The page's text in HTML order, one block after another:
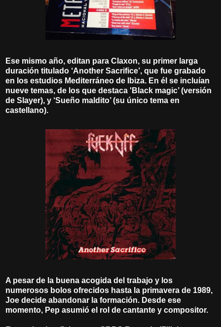
Ese mismo año, editan para Claxon, su primer larga
duración titulado ‘Another Sacrifice’, que fue grabado
en los estudios Mediterráneo de Ibiza. En él se incluían
nueve temas, de los que destaca 'Black magic’ (versión
de Slayer), y ‘Sueño maldito’ (su único tema en
castellano).
A pesar de la buena acogida del trabajo y los
numerosos bolos ofrecidos hasta la primavera de 1989,
Joe decide abandonar la formación. Desde ese
momento, Pep asumió el rol de cantante y compositor.